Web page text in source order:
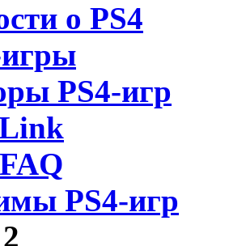
о PS4
PS4-игр
PS4-игр